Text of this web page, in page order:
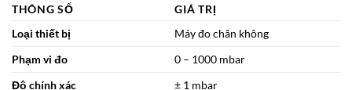
THÔNG SỐ
GIÁ TRỊ
Loại thiết bị
Máy đo chân không
Phạm vi đo
0 – 1000 mbar
Độ chính xác
± 1 mbar